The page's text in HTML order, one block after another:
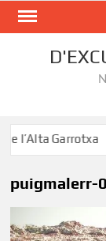
Skip
Garrotxa
puigmalerr-